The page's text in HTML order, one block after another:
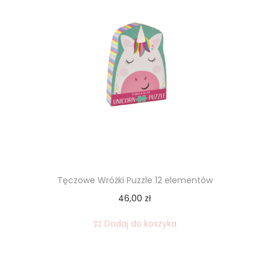
Tęczowe Wróżki Puzzle 12 elementów
46,00 zł
Dodaj do koszyka